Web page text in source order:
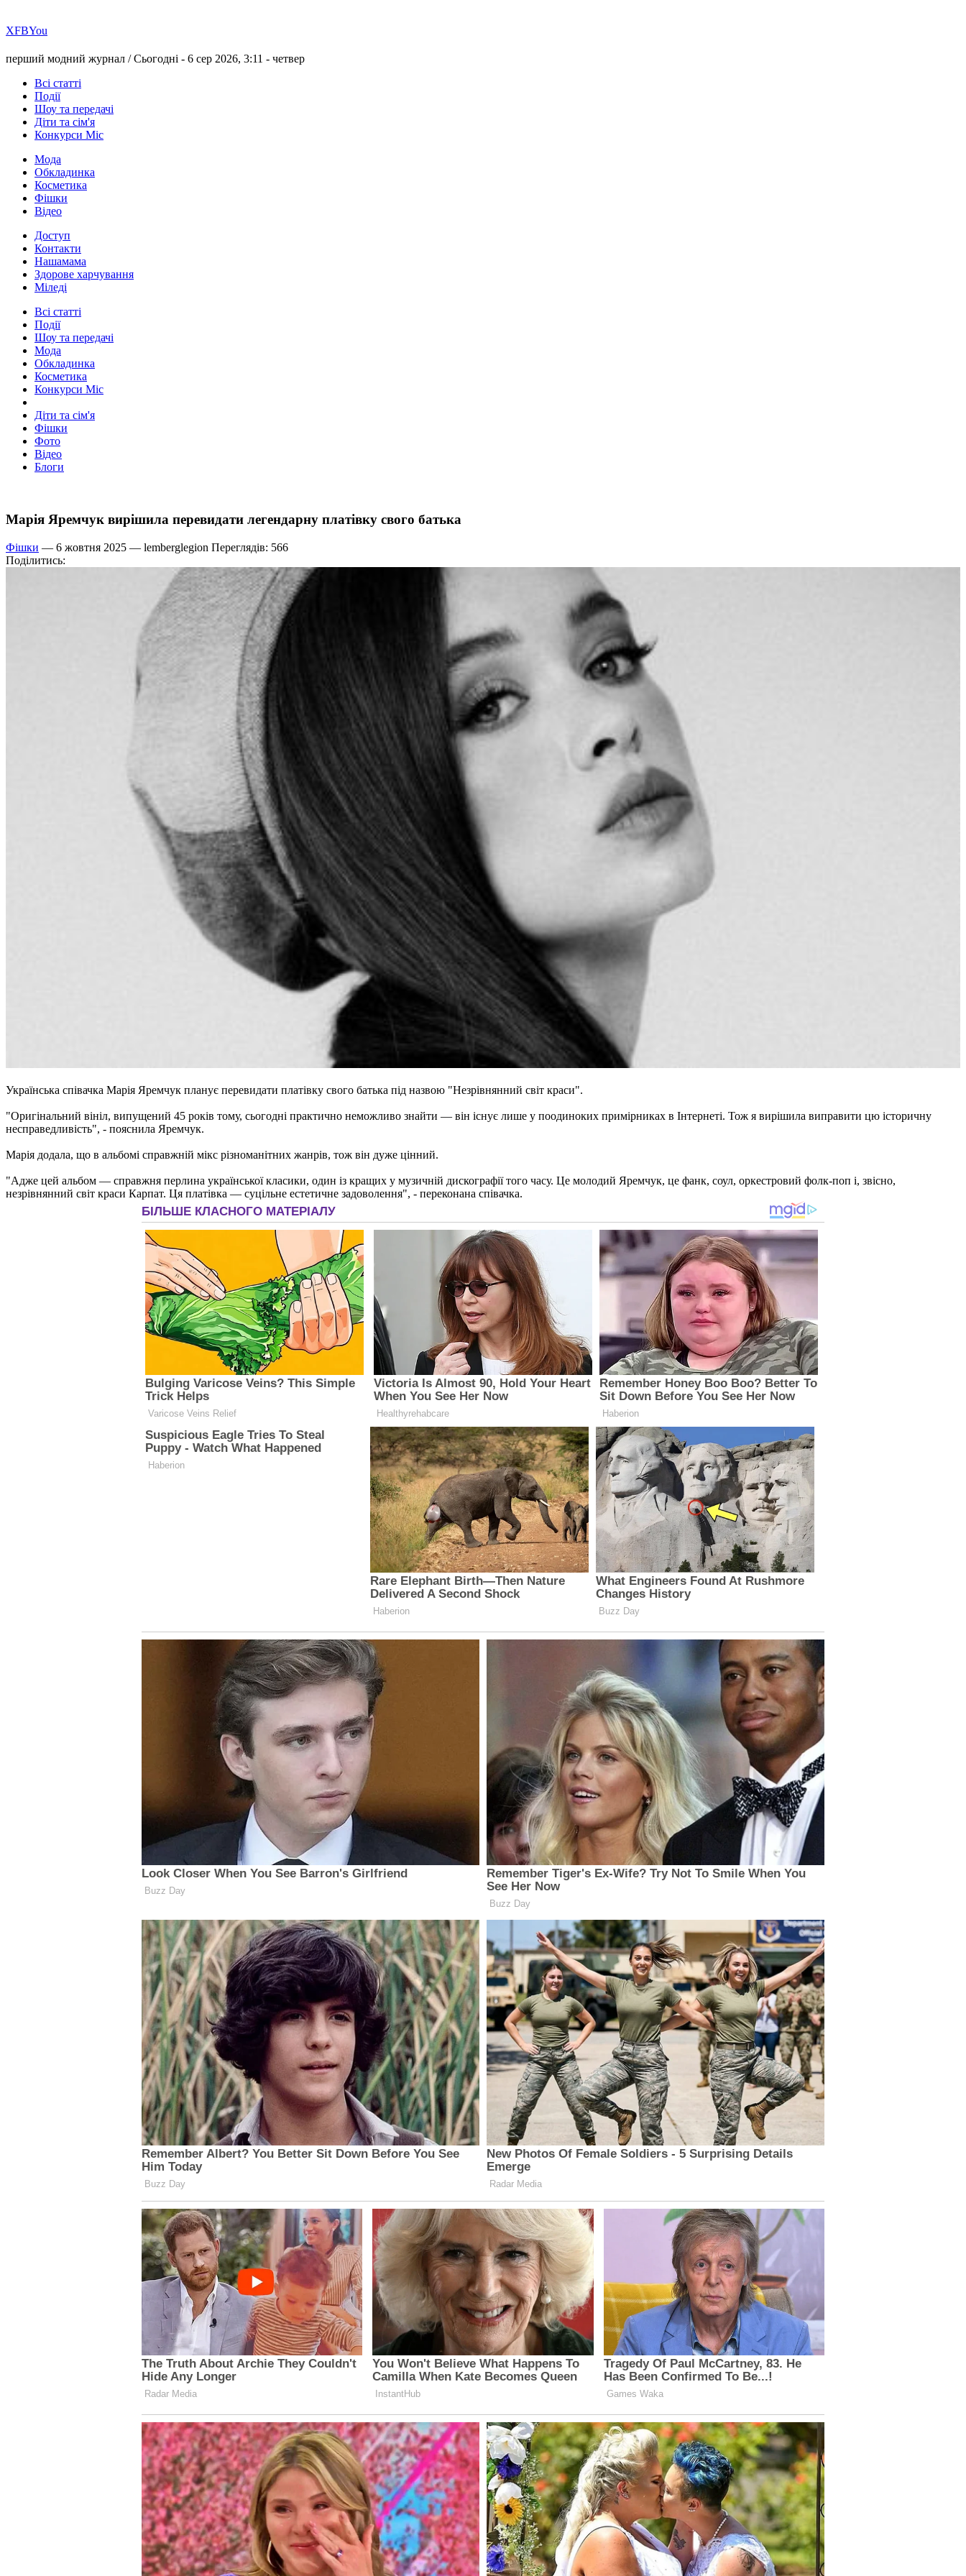
ХFBYou
перший модний журнал /Сьогодні - 6 сер 2026, 3:11 - четвер
Всі статті
Події
Шоу та передачі
Діти та сім'я
Конкурси Міс
Мода
Обкладинка
Косметика
Фішки
Відео
Доступ
Контакти
Нашамама
Здорове харчування
Міледі
Всі статті
Події
Шоу та передачі
Мода
Обкладинка
Косметика
Конкурси Міс
Діти та сім'я
Фішки
Фото
Відео
Блоги
Марія Яремчук вирішила перевидати легендарну платівку свого батька
Фішки — 6 жовтня 2025 — lemberglegion Переглядів: 566
Поділитись:
Українська співачка Марія Яремчук планує перевидати платівку свого батька під назвою "Незрівнянний світ краси".
"Оригінальний вініл, випущений 45 років тому, сьогодні практично неможливо знайти — він існує лише у поодиноких примірниках в Інтернеті. Тож я вирішила виправити цю історичну
несправедливість", - пояснила Яремчук.
Марія додала, що в альбомі справжній мікс різноманітних жанрів, тож він дуже цінний.
"Адже цей альбом — справжня перлина української класики, один із кращих у музичній дискографії того часу. Це молодий Яремчук, це фанк, соул, оркестровий фолк-поп і, звісно,
незрівнянний світ краси Карпат. Ця платівка — суцільне естетичне задоволення", - переконана співачка.